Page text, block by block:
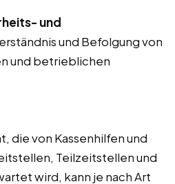
und
und Befolgung von
und betrieblichen
die von Kassenhilfen und
Teilzeitstellen und
wird, kann je nach Art